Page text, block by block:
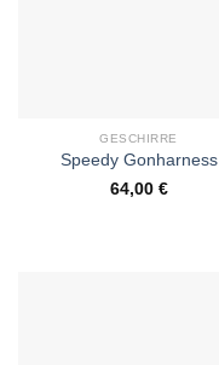
GESCHIRRE
Speedy Gonharness
64,00 €